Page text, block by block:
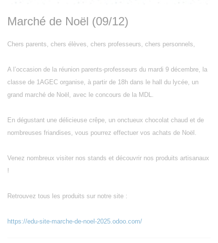
Marché de Noël (09/12)
Chers parents, chers élèves, chers professeurs, chers personnels,
A l’occasion de la réunion parents-professeurs du mardi 9 décembre, la
classe de 1AGEC organise, à partir de 18h dans le hall du lycée, un
grand marché de Noël, avec le concours de la MDL.
En dégustant une délicieuse crêpe, un onctueux chocolat chaud et de
nombreuses friandises, vous pourrez effectuer vos achats de Noël.
Venez nombreux visiter nos stands et découvrir nos produits artisanaux
!
Retrouvez tous les produits sur notre site :
https://edu-site-marche-de-noel-2025.odoo.com/